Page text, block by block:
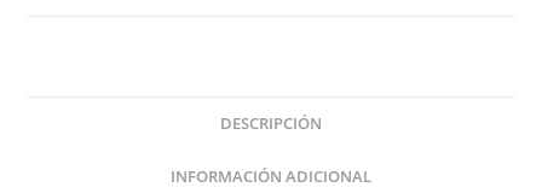
DESCRIPCIÓN
INFORMACIÓN ADICIONAL